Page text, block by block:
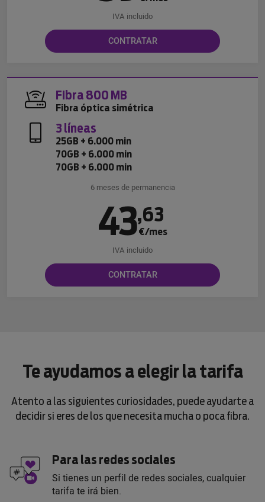
IVA incluido
CONTRATAR
Fibra 800 MB
Fibra óptica simétrica
3 líneas
25GB + 6.000 min
70GB + 6.000 min
70GB + 6.000 min
6 meses de permanencia
43,63
€/mes
IVA incluido
CONTRATAR
Te ayudamos a elegir la tarifa
Atento a las siguientes curiosidades, puede ayudarte a
decidir si eres de los que necesita mucha o poca fibra.
Para las redes sociales
Si tienes un perfil de redes sociales, cualquier
tarifa te irá bien.